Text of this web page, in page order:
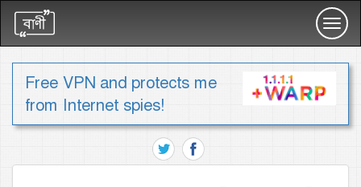
Free VPN and protects me
from Internet spies!